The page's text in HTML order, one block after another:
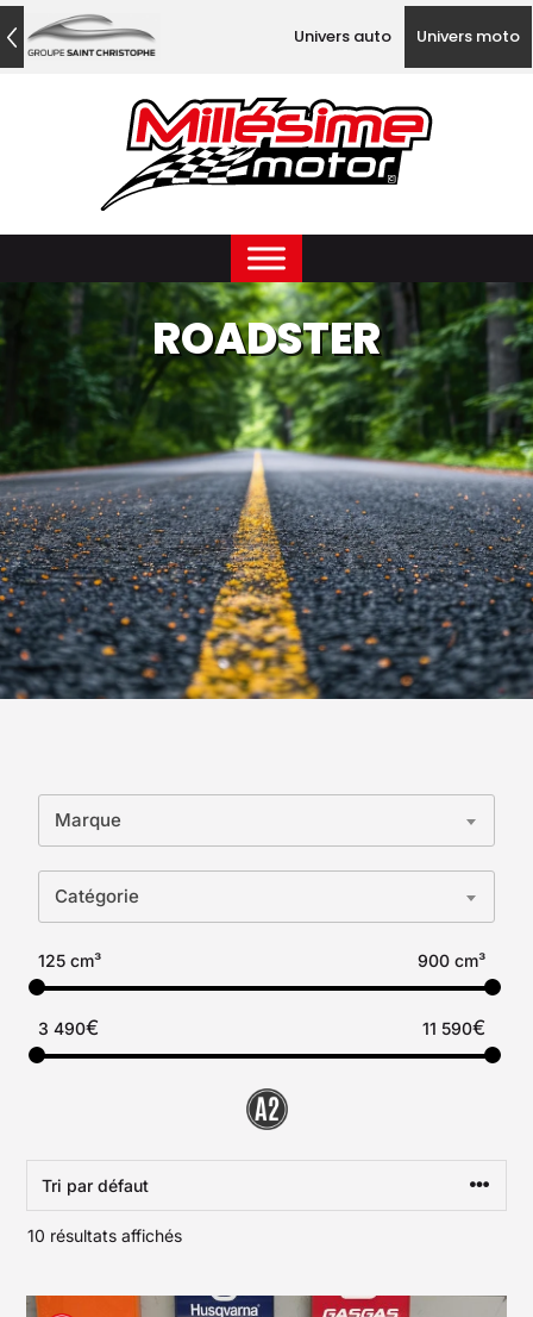
Univers auto Univers moto
ROADSTER
Marque
Catégorie
125 cm³ 900 cm³
3 490€ 11 590€
10 résultats affichés